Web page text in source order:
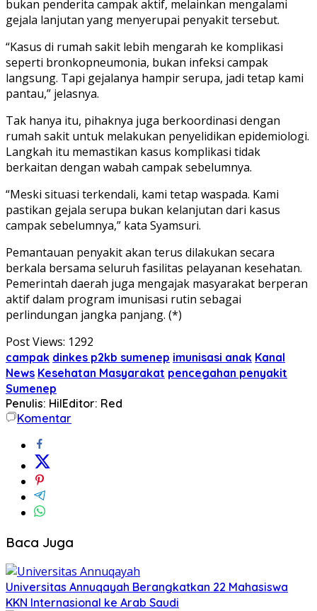
bukan penderita campak aktif, melainkan mengalami
gejala lanjutan yang menyerupai penyakit tersebut.
“Kasus di rumah sakit lebih mengarah ke komplikasi
seperti bronkopneumonia, bukan infeksi campak
langsung. Tapi gejalanya hampir serupa, jadi tetap kami
pantau,” jelasnya.
Tak hanya itu, pihaknya juga berkoordinasi dengan
rumah sakit untuk melakukan penyelidikan epidemiologi.
Langkah itu memastikan kasus komplikasi tidak
berkaitan dengan wabah campak sebelumnya.
“Meski situasi terkendali, kami tetap waspada. Kami
pastikan gejala serupa bukan kelanjutan dari kasus
campak sebelumnya,” kata Syamsuri.
Pemantauan penyakit akan terus dilakukan secara
berkala bersama seluruh fasilitas pelayanan kesehatan.
Pemerintah daerah juga mengajak masyarakat berperan
aktif dalam program imunisasi rutin sebagai
perlindungan jangka panjang. (*)
Post Views: 1292
campak dinkes p2kb sumenep imunisasi anak Kanal
News Kesehatan Masyarakat pencegahan penyakit
Sumenep
Penulis: HilEditor: Red
Komentar
Baca Juga
Universitas Annuqayah Berangkatkan 22 Mahasiswa
KKN Internasional ke Arab Saudi